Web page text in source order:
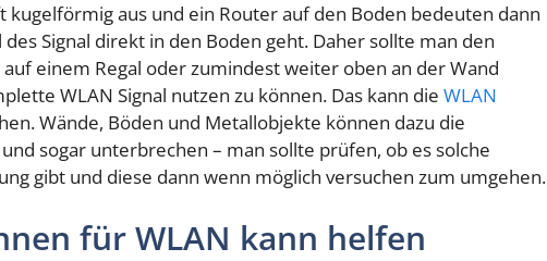
kugelförmig aus und ein Router auf den Boden bedeuten dann
Signal direkt in den Boden geht. Daher sollte man den
einem Regal oder zumindest weiter oben an der Wand
WLAN Signal nutzen zu können. Das kann die WLAN
Wände, Böden und Metallobjekte können dazu die
sogar unterbrechen – man sollte prüfen, ob es solche
gibt und diese dann wenn möglich versuchen zum umgehen.
für WLAN kann helfen